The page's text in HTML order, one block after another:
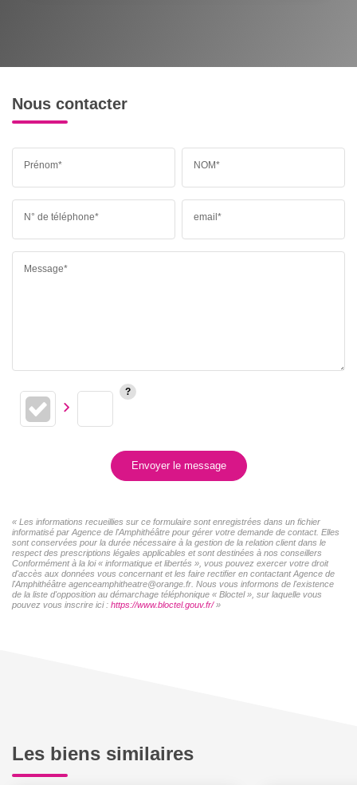
Nous contacter
Prénom* NOM*
N° de téléphone* email*
Message*
Envoyer le message
« Les informations recueillies sur ce formulaire sont enregistrées dans un fichier
informatisé par Agence de l'Amphithéâtre pour gérer votre demande de contact. Elles
sont conservées pour la durée nécessaire à la gestion de la relation client dans le
respect des prescriptions légales applicables et sont destinées à nos conseillers
Conformément à la loi « informatique et libertés », vous pouvez exercer votre droit
d'accès aux données vous concernant et les faire rectifier en contactant Agence de
l'Amphithéâtre agenceamphitheatre@orange.fr. Nous vous informons de l'existence
de la liste d'opposition au démarchage téléphonique « Bloctel », sur laquelle vous
pouvez vous inscrire ici : https://www.bloctel.gouv.fr/»
Les biens similaires